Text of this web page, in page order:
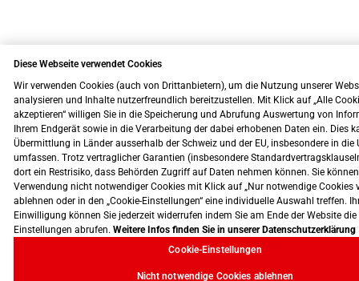
Diese Webseite verwendet Cookies
Wir verwenden Cookies (auch von Drittanbietern), um die Nutzung unserer
analysieren und Inhalte nutzerfreundlich bereitzustellen. Mit Klick auf „Alle
akzeptieren“ willigen Sie in die Speicherung und Abrufung Auswertung von
Ihrem Endgerät sowie in die Verarbeitung der dabei erhobenen Daten ein. Dies
Übermittlung in Länder ausserhalb der Schweiz und der EU, insbesondere in die
umfassen. Trotz vertraglicher Garantien (insbesondere
dort ein Restrisiko, dass Behörden Zugriff auf Daten nehmen können. Sie
Verwendung nicht notwendiger Cookies mit Klick auf „Nur notwendige Cookies
ablehnen oder in den „Cookie-Einstellungen“ eine individuelle Auswahl treffen.
Einwilligung können Sie jederzeit widerrufen indem Sie am Ende der Website die
Einstellungen abrufen. Weitere Infos finden Sie in unserer Datenschutzerklärung
Cookie-Einstellungen
Nicht notwendige Cookies ablehnen